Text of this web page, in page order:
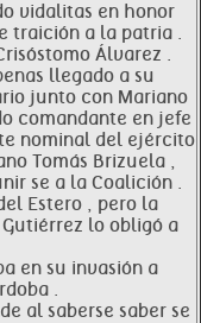
vidalitas en honor
traición a la patria .
Álvarez .
llegado a su
junto con Mariano
comandante en jefe
nominal del ejército
Tomás Brizuela ,
se a la Coalición .
Estero , pero la
lo obligó a
en su invasión a
.
al saberse saber se